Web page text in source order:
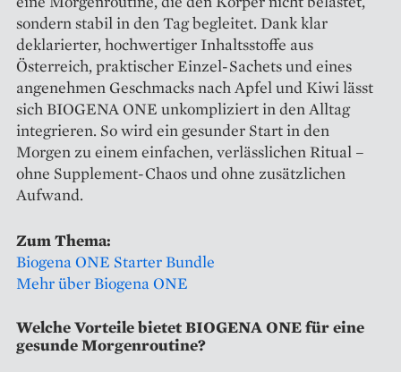
sondern stabil in den Tag begleitet. Dank klar
deklarierter, hochwertiger Inhaltsstoffe aus
Österreich, praktischer Einzel-Sachets und eines
angenehmen Geschmacks nach Apfel und Kiwi lässt
sich BIOGENA ONE unkompliziert in den Alltag
integrieren. So wird ein gesunder Start in den
Morgen zu einem einfachen, verlässlichen Ritual –
ohne Supplement-Chaos und ohne zusätzlichen
Aufwand.
Zum Thema:
Biogena ONE Starter Bundle
Mehr über Biogena ONE
Welche Vorteile bietet BIOGENA ONE für eine
gesunde Morgenroutine?